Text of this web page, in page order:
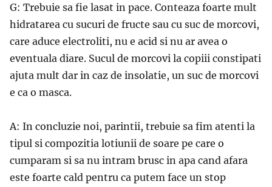
G: Trebuie sa fie lasat in pace. Conteaza foarte mult
hidratarea cu sucuri de fructe sau cu suc de morcovi,
care aduce electroliti, nu e acid si nu ar avea o
eventuala diare. Sucul de morcovi la copiii constipati
ajuta mult dar in caz de insolatie, un suc de morcovi
e ca o masca.
A: In concluzie noi, parintii, trebuie sa fim atenti la
tipul si compozitia lotiunii de soare pe care o
cumparam si sa nu intram brusc in apa cand afara
este foarte cald pentru ca putem face un stop